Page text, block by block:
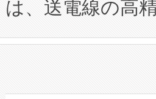
に関する技術移
構造化トレーニ
上げおよび商用
設備整備および
定、統合、導入
安全性を追跡し
増加しているデ
る電力網に大き
は、送電線の高
や穀物倉庫にお
リューション「
したAvia 2は、